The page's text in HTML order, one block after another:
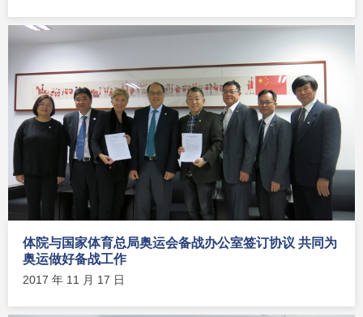
体院与国家体育总局奥运会备战办公室签订协议 共同为
奥运做好备战工作
2017 年 11 月 17 日